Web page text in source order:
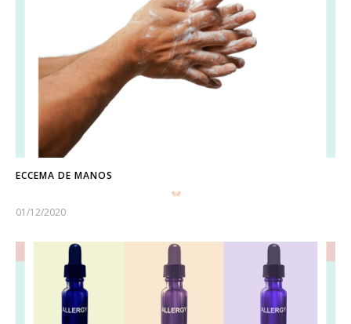
ECCEMA DE MANOS
01/12/2020